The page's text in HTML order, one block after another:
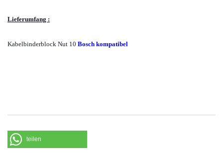
Lieferumfang :
Kabelbinderblock Nut 10 Bosch kompatibel
teilen